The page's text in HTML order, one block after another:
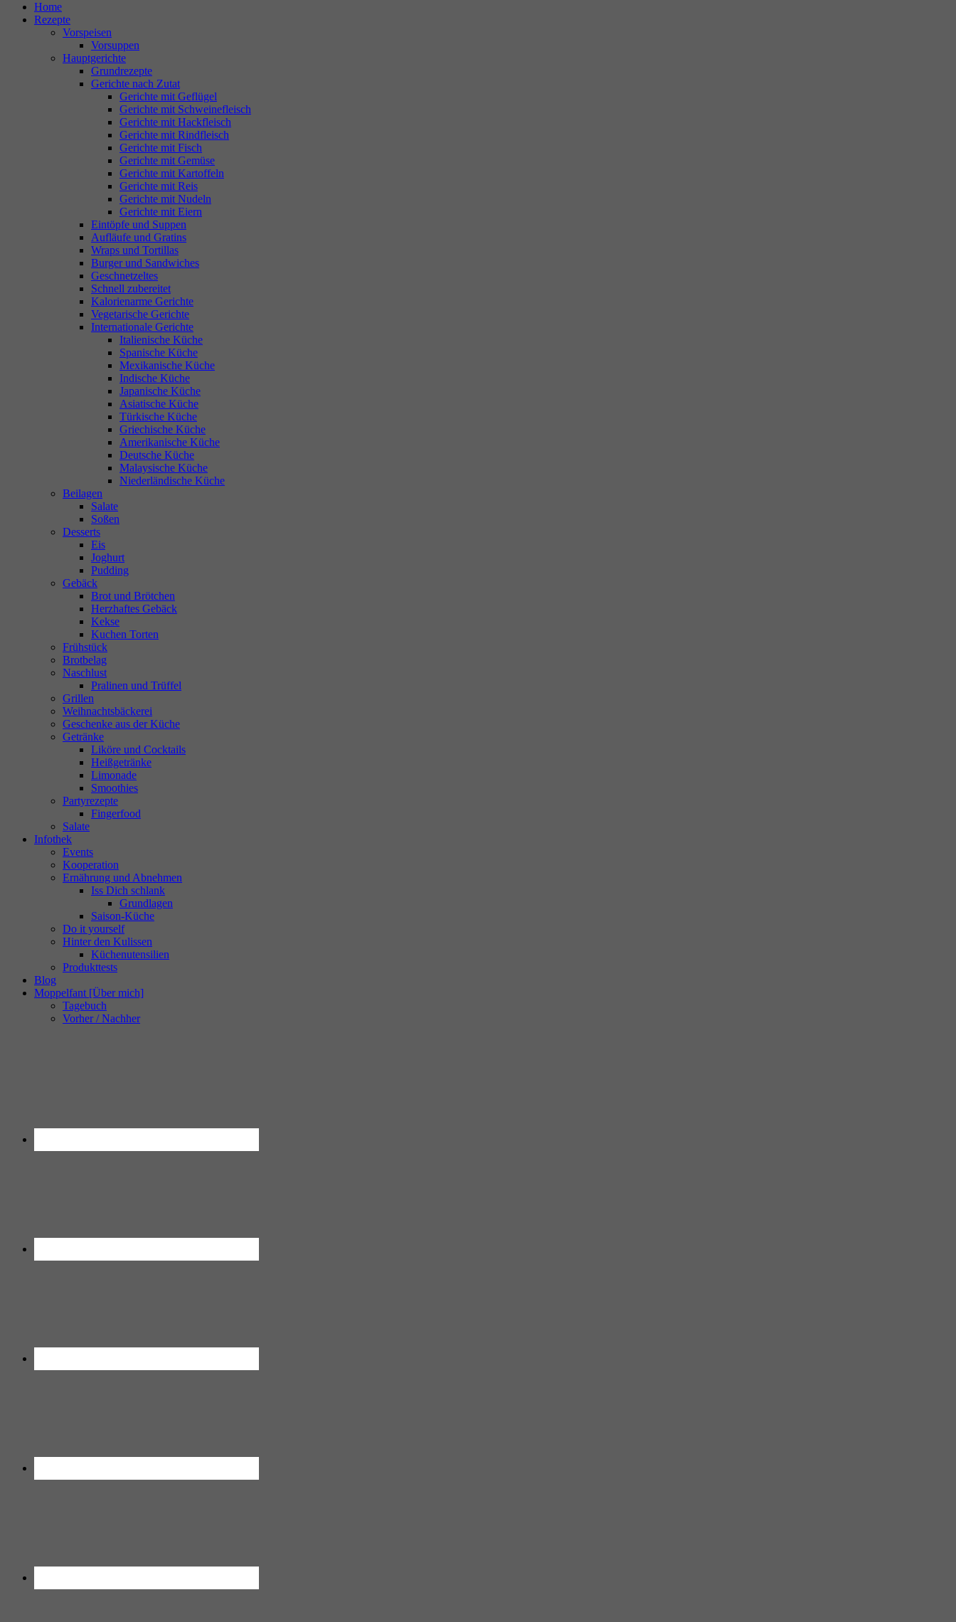
Home
Rezepte
Vorspeisen
Vorsuppen
Hauptgerichte
Grundrezepte
Gerichte nach Zutat
Gerichte mit Geflügel
Gerichte mit Schweinefleisch
Gerichte mit Hackfleisch
Gerichte mit Rindfleisch
Gerichte mit Fisch
Gerichte mit Gemüse
Gerichte mit Kartoffeln
Gerichte mit Reis
Gerichte mit Nudeln
Gerichte mit Eiern
Eintöpfe und Suppen
Aufläufe und Gratins
Wraps und Tortillas
Burger und Sandwiches
Geschnetzeltes
Schnell zubereitet
Kalorienarme Gerichte
Vegetarische Gerichte
Internationale Gerichte
Italienische Küche
Spanische Küche
Mexikanische Küche
Indische Küche
Japanische Küche
Asiatische Küche
Türkische Küche
Griechische Küche
Amerikanische Küche
Deutsche Küche
Malaysische Küche
Niederländische Küche
Beilagen
Salate
Soßen
Desserts
Eis
Joghurt
Pudding
Gebäck
Brot und Brötchen
Herzhaftes Gebäck
Kekse
Kuchen Torten
Frühstück
Brotbelag
Naschlust
Pralinen und Trüffel
Grillen
Weihnachtsbäckerei
Geschenke aus der Küche
Getränke
Liköre und Cocktails
Heißgetränke
Limonade
Smoothies
Partyrezepte
Fingerfood
Salate
Infothek
Events
Kooperation
Ernährung und Abnehmen
Iss Dich schlank
Grundlagen
Saison-Küche
Do it yourself
Hinter den Kulissen
Küchenutensilien
Produkttests
Blog
Moppelfant [Über mich]
Tagebuch
Vorher / Nachher